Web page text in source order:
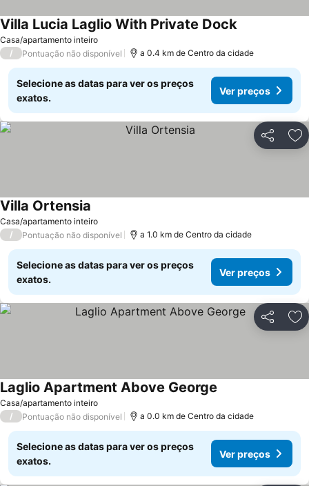
Casa/apartamento inteiro
Villa Lucia Laglio With Private DockVer preços
/ Pontuação não disponível a 0.4 km de Centro da cidade
Selecione as datas para ver os preços
exatos.
Ver preços
Partilhar
Casa/apartamento inteiro
Villa Ortensia
/ Pontuação não disponível a 1.0 km de Centro da cidade
Selecione as datas para ver os preços
exatos.
Ver preços
Partilhar
Casa/apartamento inteiro
Laglio Apartment Above George
/ Pontuação não disponível a 0.0 km de Centro da cidade
Selecione as datas para ver os preços
exatos.
Ver preços